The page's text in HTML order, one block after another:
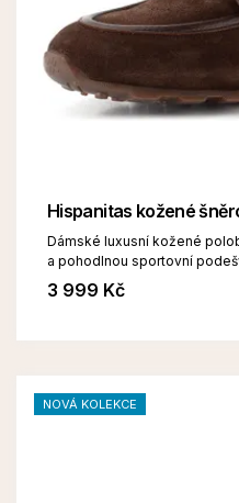
Hispanitas kožené
Dámské luxusní kožené
a pohodlnou sportovní
3 999 Kč
NOVÁ KOLEKCE